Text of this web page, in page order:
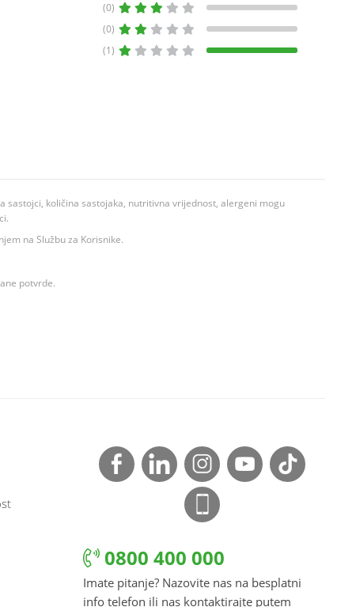
(0)
(0)
(1)
sastojci, količina sastojaka, nutritivna vrijednost, alergeni mogu
na Službu za Korisnike.
potvrde.
0800 400 000
Imate pitanje? Nazovite nas na besplatni
info telefon ili nas kontaktirajte putem